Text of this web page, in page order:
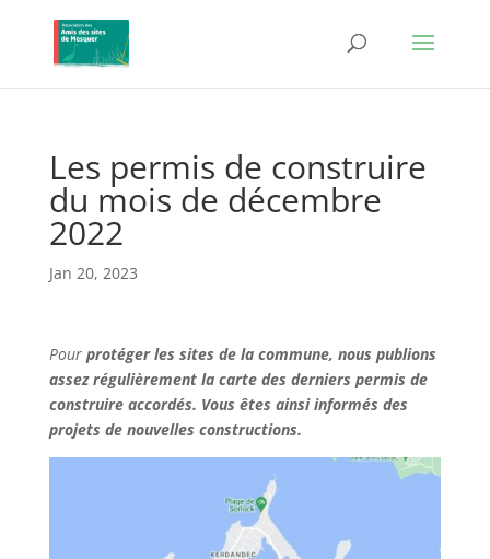
Les permis de construire
du mois de décembre
2022
Jan 20, 2023
Pourprotéger les sites de la commune, nous publions
assez régulièrement la carte des derniers permis de
construire accordés. Vous êtes ainsi informés des
projets de nouvelles constructions.